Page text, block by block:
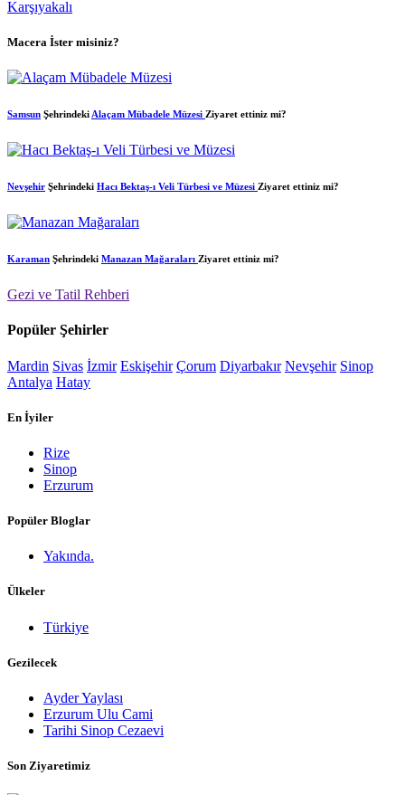
Karşıyakalı
Macera İster misiniz?
Samsun Şehrindeki Alaçam Mübadele Müzesi Ziyaret ettiniz mi?
Nevşehir Şehrindeki Hacı Bektaş-ı Veli Türbesi ve Müzesi Ziyaret ettiniz mi?
Karaman Şehrindeki Manazan Mağaraları Ziyaret ettiniz mi?
Gezi ve Tatil Rehberi
Popüler Şehirler
Mardin Sivas İzmir Eskişehir Çorum Diyarbakır Nevşehir Sinop
Antalya Hatay
En İyiler
Rize
Sinop
Erzurum
Popüler Bloglar
Yakında.
Ülkeler
Türkiye
Gezilecek
Ayder Yaylası
Erzurum Ulu Cami
Tarihi Sinop Cezaevi
Son Ziyaretimiz